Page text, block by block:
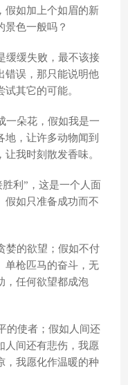
假如加上个如眉的新
景色一般吗？
缓缓失败，最不该接
错误，那只能说明他
其它的可能。
一朵花，假如我是一
地，让许多动物闻到
我时刻散发香味。
利”，这是一个人面
假如只准备成功而不
婪的欲望；假如不付
单枪匹马的奋斗，无
，任何欲望都成泡
的使者；假如人间还
人间还有悲伤，我愿
，我愿化作温暖的种